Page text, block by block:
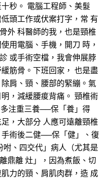
秒。 電腦工程師、美髮
頭工作或伏案打字，常 有
外 科醫師的我，也是頸椎
用電腦、手機，開刀 時，
或手術空檔，我會伸展脖
筋骨。下班回家， 也是盡
肩、頸、腰部的緊繃。氣
，減緩腰痠背痛。 頸椎術
注重三養──保「養」得
，大部分 人應可遠離頸椎
術後二健──保「健」、復
咐、四交代」病人（尤其是
鼎離 灶」，因為煮飯、切
力的頸、肩肌肉群，造 成